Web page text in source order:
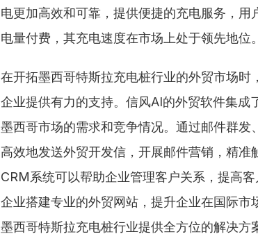
电更加高效和可靠，提供便捷的充电服务，
电量付费，其充电速度在市场上处于领先地位。
在开拓墨西哥特斯拉充电桩行业的外贸市场时，
企业提供有力的支持。信风AI的外贸软件集成
墨西哥市场的需求和竞争情况。通过邮件群
高效地发送外贸开发信，开展邮件营销，精
CRM系统可以帮助企业管理客户关系，提高
企业搭建专业的外贸网站，提升企业在国际
墨西哥特斯拉充电桩行业提供全方位的解决方